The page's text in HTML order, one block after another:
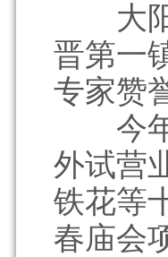
大阳
晋第一
专家赞
今年2
外试营
铁花等
春庙会